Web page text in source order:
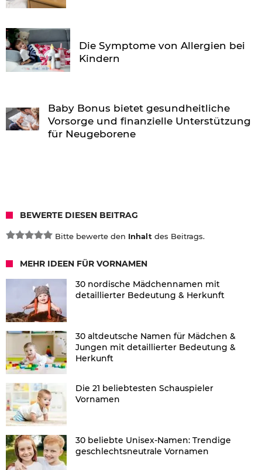
Die Symptome von Allergien bei
Kindern
Baby Bonus bietet gesundheitliche
Vorsorge und finanzielle Unterstützung
für Neugeborene
BEWERTE DIESEN BEITRAG
Bitte bewerte den Inhalt des Beitrags.
MEHR IDEEN FÜR VORNAMEN
30 nordische Mädchennamen mit
detaillierter Bedeutung & Herkunft
30 altdeutsche Namen für Mädchen &
Jungen mit detaillierter Bedeutung &
Herkunft
Die 21 beliebtesten Schauspieler
Vornamen
30 beliebte Unisex-Namen: Trendige
geschlechtsneutrale Vornamen